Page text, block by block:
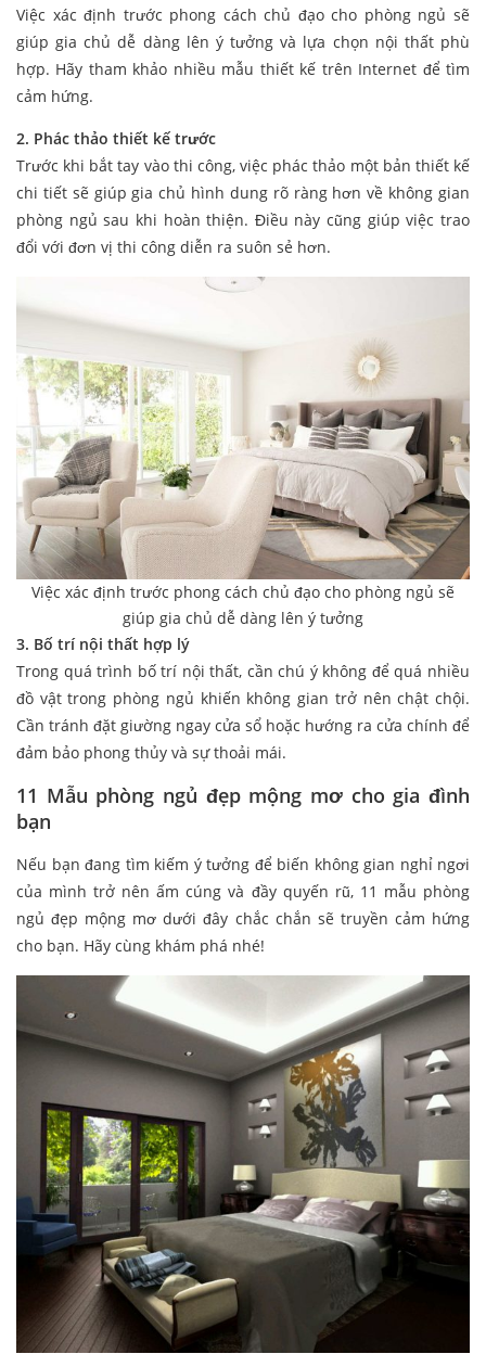
Việc xác định trước phong cách chủ đạo cho phòng ngủ sẽ
giúp gia chủ dễ dàng lên ý tưởng và lựa chọn nội thất phù
hợp. Hãy tham khảo nhiều mẫu thiết kế trên Internet để tìm
cảm hứng.
2. Phác thảo thiết kế trước
Trước khi bắt tay vào thi công, việc phác thảo một bản thiết kế
chi tiết sẽ giúp gia chủ hình dung rõ ràng hơn về không gian
phòng ngủ sau khi hoàn thiện. Điều này cũng giúp việc trao
đổi với đơn vị thi công diễn ra suôn sẻ hơn.
Việc xác định trước phong cách chủ đạo cho phòng ngủ sẽ
giúp gia chủ dễ dàng lên ý tưởng
3. Bố trí nội thất hợp lý
Trong quá trình bố trí nội thất, cần chú ý không để quá nhiều
đồ vật trong phòng ngủ khiến không gian trở nên chật chội.
Cần tránh đặt giường ngay cửa sổ hoặc hướng ra cửa chính để
đảm bảo phong thủy và sự thoải mái.
11 Mẫu phòng ngủ đẹp mộng mơ cho gia đình
bạn
Nếu bạn đang tìm kiếm ý tưởng để biến không gian nghỉ ngơi
của mình trở nên ấm cúng và đầy quyến rũ, 11 mẫu phòng
ngủ đẹp mộng mơ dưới đây chắc chắn sẽ truyền cảm hứng
cho bạn. Hãy cùng khám phá nhé!